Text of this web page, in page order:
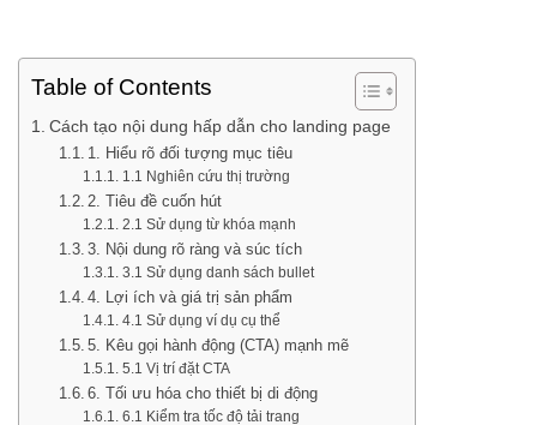
Table of Contents
Cách tạo nội dung hấp dẫn cho landing page
1. Hiểu rõ đối tượng mục tiêu
1.1 Nghiên cứu thị trường
2. Tiêu đề cuốn hút
2.1 Sử dụng từ khóa mạnh
3. Nội dung rõ ràng và súc tích
3.1 Sử dụng danh sách bullet
4. Lợi ích và giá trị sản phẩm
4.1 Sử dụng ví dụ cụ thể
5. Kêu gọi hành động (CTA) mạnh mẽ
5.1 Vị trí đặt CTA
6. Tối ưu hóa cho thiết bị di động
6.1 Kiểm tra tốc độ tải trang